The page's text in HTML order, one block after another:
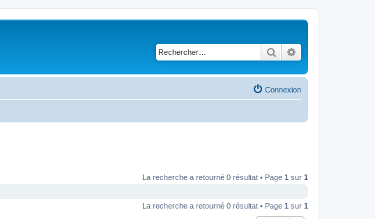
Rechercher
Connexion
La recherche a retourné 0 résultat • Page 1 sur 1
La recherche a retourné 0 résultat • Page 1 sur 1